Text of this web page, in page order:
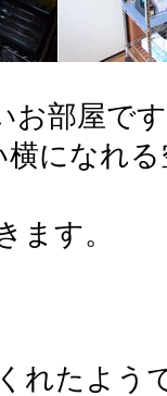
お部屋で
になれ
ます。
れたよう